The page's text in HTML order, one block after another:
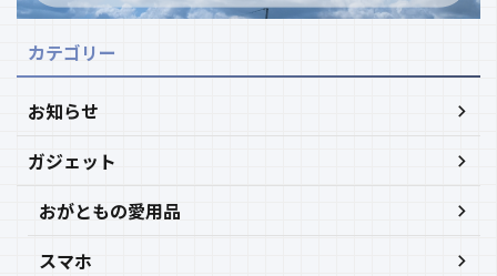
カテゴリー
お知らせ
ガジェット
おがともの愛用品
スマホ